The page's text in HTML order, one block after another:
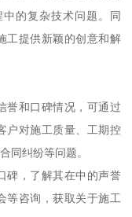
的复杂技术问题。同
工提供新颖的创意和解
誉和口碑情况，可通过
户对施工质量、工期控
同纠纷等问题。
碑，了解其在中的声誉
等咨询，获取关于施工